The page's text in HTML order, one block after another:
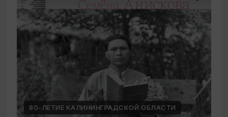
80-ЛЕТИЕ КАЛИНИНГРАДСКОЙ ОБЛАСТИ